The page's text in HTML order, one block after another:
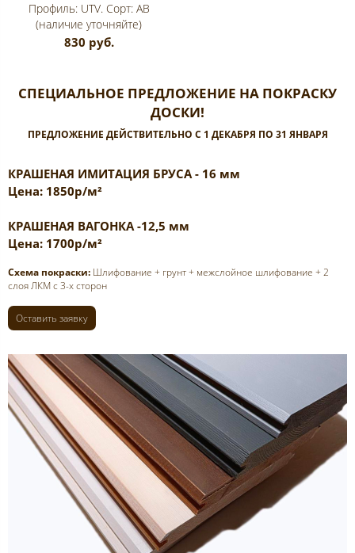
Профиль: UTV. Сорт: AB
(наличие уточняйте)
830 руб.
СПЕЦИАЛЬНОЕ ПРЕДЛОЖЕНИЕ НА ПОКРАСКУ
ДОСКИ!
ПРЕДЛОЖЕНИЕ ДЕЙСТВИТЕЛЬНО С 1 ДЕКАБРЯ ПО 31 ЯНВАРЯ
КРАШЕНАЯ ИМИТАЦИЯ БРУСА - 16 мм
Цена: 1850р/м²
КРАШЕНАЯ ВАГОНКА -12,5 мм
Цена: 1700р/м²
Схема покраски: Шлифование + грунт + межслойное шлифование + 2
слоя ЛКМ с 3-х сторон
Оставить заявку